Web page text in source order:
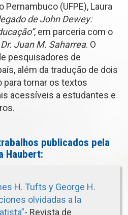
Pernambuco (UFPE), Laura
legado de John Dewey:
, em parceria com o
Dr. Juan M. Saharrea. O
pesquisadores de
além da tradução de dois
para tornar os textos
acessíveis a estudantes e
publicados pela
Haubert:
H. Tufts y George H.
olvidadas a la
- Revista de